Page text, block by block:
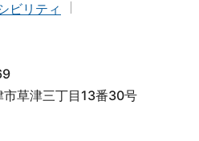
ビリティ
草津三丁目13番30号